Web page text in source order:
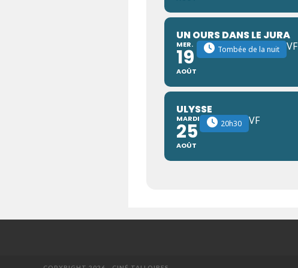
UN OURS DANS LE JURA
MER.
19
AOÛT
Tombée de la nuit VF
ULYSSE
MARDI
25
AOÛT
20h30 VF